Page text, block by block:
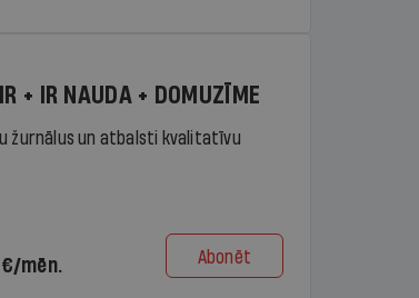
+ IR NAUDA + DOMUZĪME
žurnālus un atbalsti kvalitatīvu
€/mēn. Abonēt